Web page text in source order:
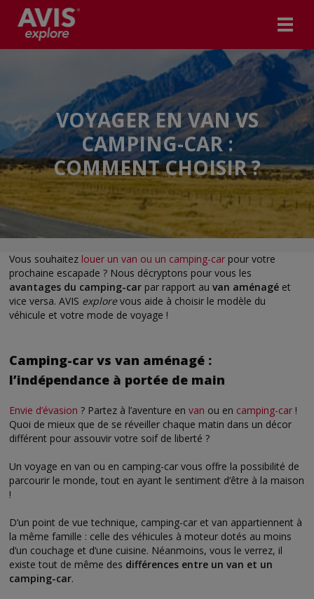
VOYAGER EN VAN VS
CAMPING-CAR :
COMMENT CHOISIR ?
Vous souhaitez louer un van ou un camping-car pour votre
prochaine escapade ? Nous décryptons pour vous les
avantages du camping-car par rapport auvan aménagé et
vice versa. AVIS explorevous aide à choisir le modèle du
véhicule et votre mode de voyage !
Camping-car vs van aménagé :
l’indépendance à portée de main
Envie d’évasion ? Partez à l’aventure envan ou en camping-car !
Quoi de mieux que de se réveiller chaque matin dans un décor
différent pour assouvir votre soif de liberté ?
Un voyage en van ou en camping-car vous offre la possibilité de
parcourir le monde, tout en ayant le sentiment d’être à la maison
!
D’un point de vue technique, camping-car et van appartiennent à
la même famille : celle des véhicules à moteur dotés au moins
d’un couchage et d’une cuisine. Néanmoins, vous le verrez, il
existe tout de même des différences entre un van et un
camping-car.